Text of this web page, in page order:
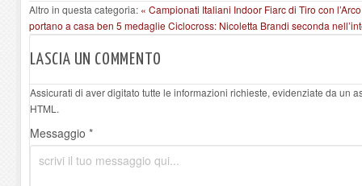
Altro in questa categoria: « Campionati Italiani Indoor Fiarc di Tiro con
portano a casa ben 5 medaglieCiclocross: Nicoletta Brandi seconda
LASCIA UN COMMENTO
Assicurati di aver digitato tutte le informazioni richieste, evidenziate da un
HTML.
Messaggio *